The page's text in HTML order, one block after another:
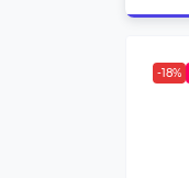
-18%